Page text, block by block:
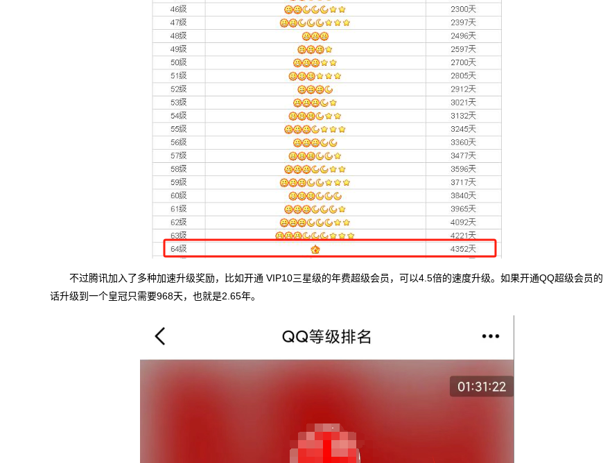
不过腾讯加入了多种加速升级奖励，比如开通 VIP10三星级的年费超级会员，可以4.5倍的速度升级。如果开通QQ超级会员的
话升级到一个皇冠只需要968天，也就是2.65年。